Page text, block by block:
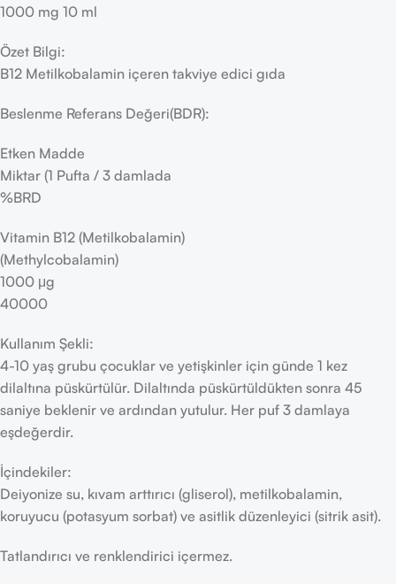
1000 mg 10 ml
Özet Bilgi:
B12 Metilkobalamin içeren takviye edici gıda
Beslenme Referans Değeri(BDR):
Etken Madde
Miktar (1 Pufta / 3 damlada
%BRD
Vitamin B12 (Metilkobalamin)
(Methylcobalamin)
1000 μg
40000
Kullanım Şekli:
4-10 yaş grubu çocuklar ve yetişkinler için günde 1 kez
dilaltına püskürtülür. Dilaltında püskürtüldükten sonra 45
saniye beklenir ve ardından yutulur. Her puf 3 damlaya
eşdeğerdir.
İçindekiler:
Deiyonize su, kıvam arttırıcı (gliserol), metilkobalamin,
koruyucu (potasyum sorbat) ve asitlik düzenleyici (sitrik asit).
Tatlandırıcı ve renklendirici içermez.